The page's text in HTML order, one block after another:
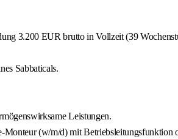
3.200 EUR brutto in Vollzeit (39
Sabbaticals.
Leistungen.
(w/m/d) mit Betriebsleitungsfunktion